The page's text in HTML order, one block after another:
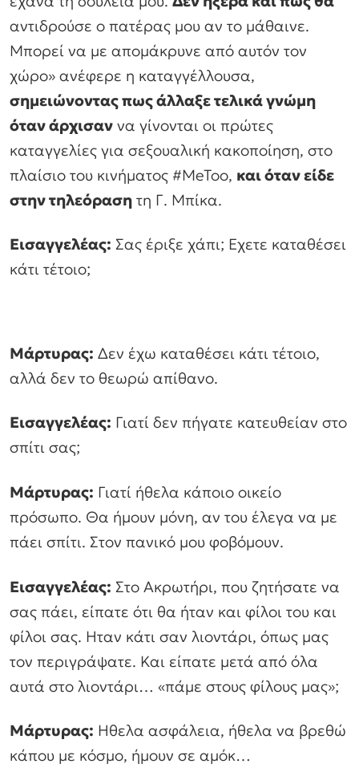
αντιδρούσε ο πατέρας μου αν το μάθαινε.
Μπορεί να με απομάκρυνε από αυτόν τον
χώρο» ανέφερε η καταγγέλλουσα,
σημειώνοντας πως άλλαξε τελικά γνώμη
όταν άρχισαν να γίνονται οι πρώτες
καταγγελίες για σεξουαλική κακοποίηση, στο
πλαίσιο του κινήματος #MeToo, και όταν είδε
στην τηλεόραση τη Γ. Μπίκα.
Εισαγγελέας: Σας έριξε χάπι; Εχετε καταθέσει
κάτι τέτοιο;
Μάρτυρας: Δεν έχω καταθέσει κάτι τέτοιο,
αλλά δεν το θεωρώ απίθανο.
Εισαγγελέας: Γιατί δεν πήγατε κατευθείαν στο
σπίτι σας;
Μάρτυρας: Γιατί ήθελα κάποιο οικείο
πρόσωπο. Θα ήμουν μόνη, αν του έλεγα να με
πάει σπίτι. Στον πανικό μου φοβόμουν.
Εισαγγελέας: Στο Ακρωτήρι, που ζητήσατε να
σας πάει, είπατε ότι θα ήταν και φίλοι του και
φίλοι σας. Ηταν κάτι σαν λιοντάρι, όπως μας
τον περιγράψατε. Και είπατε μετά από όλα
αυτά στο λιοντάρι… «πάμε στους φίλους μας»;
Μάρτυρας: Ηθελα ασφάλεια, ήθελα να βρεθώ
κάπου με κόσμο, ήμουν σε αμόκ…